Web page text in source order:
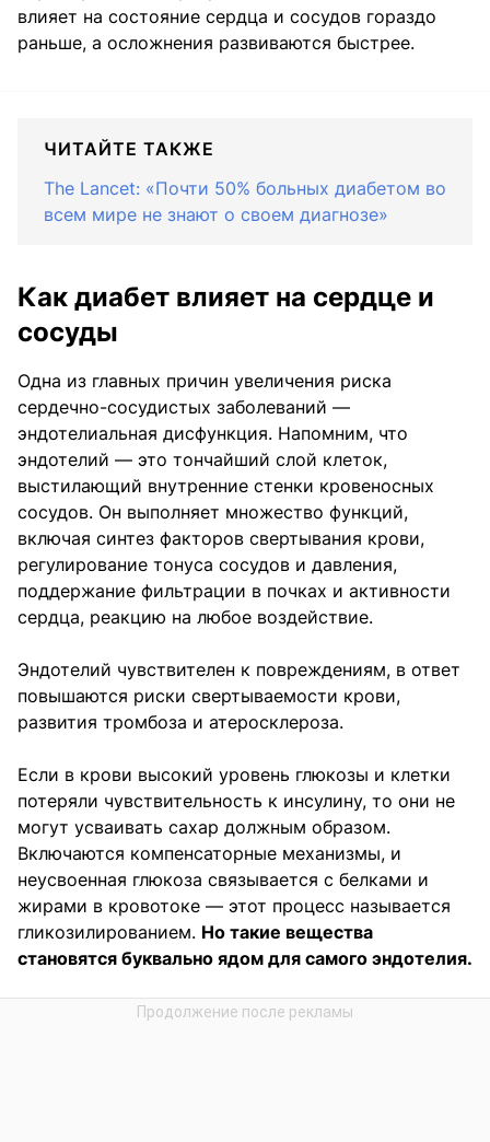
влияет на состояние сердца и сосудов гораздо
раньше, а осложнения развиваются быстрее.
ЧИТАЙТЕ ТАКЖЕ
The Lancet: «Почти 50% больных диабетом во
всем мире не знают о своем диагнозе»
Как диабет влияет на сердце и
сосуды
Одна из главных причин увеличения риска
сердечно-сосудистых заболеваний —
эндотелиальная дисфункция. Напомним, что
эндотелий — это тончайший слой клеток,
выстилающий внутренние стенки кровеносных
сосудов. Он выполняет множество функций,
включая синтез факторов свертывания крови,
регулирование тонуса сосудов и давления,
поддержание фильтрации в почках и активности
сердца, реакцию на любое воздействие.
Эндотелий чувствителен к повреждениям, в ответ
повышаются риски свертываемости крови,
развития тромбоза и атеросклероза.
Если в крови высокий уровень глюкозы и клетки
потеряли чувствительность к инсулину, то они не
могут усваивать сахар должным образом.
Включаются компенсаторные механизмы, и
неусвоенная глюкоза связывается с белками и
жирами в кровотоке — этот процесс называется
гликозилированием. Но такие вещества
становятся буквально ядом для самого эндотелия.